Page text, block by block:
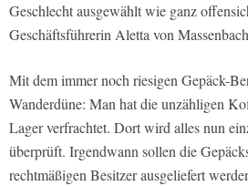
Geschlecht ausgewählt wie ganz
Geschäftsführerin Aletta von
Mit dem immer noch riesigen Gepäck-
Wanderdüne: Man hat die unzähligen
Lager verfrachtet. Dort wird alles nun
überprüft. Irgendwann sollen die
rechtmäßigen Besitzer ausgeliefert